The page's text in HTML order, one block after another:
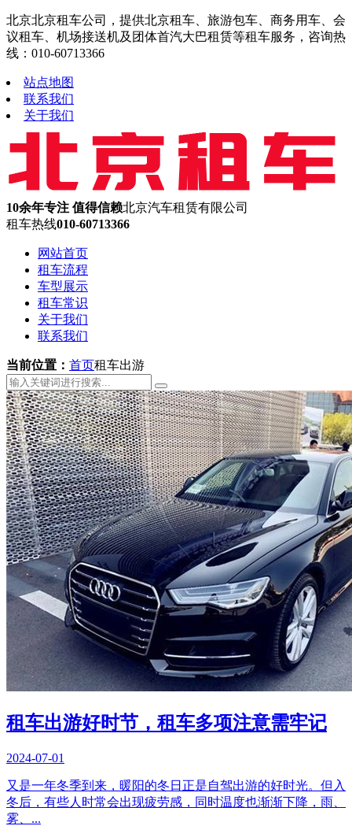
北京北京租车公司，提供北京租车、旅游包车、商务用车、会
议租车、机场接送机及团体首汽大巴租赁等租车服务，咨询热
线：010-60713366
站点地图
联系我们
关于我们
10余年专注 值得信赖北京汽车租赁有限公司
租车热线010-60713366
网站首页
租车流程
车型展示
租车常识
关于我们
联系我们
当前位置： 首页租车出游
租车出游好时节，租车多项注意需牢记
2024-07-01
又是一年冬季到来，暖阳的冬日正是自驾出游的好时光。但入
冬后，有些人时常会出现疲劳感，同时温度也渐渐下降，雨、
雾、...